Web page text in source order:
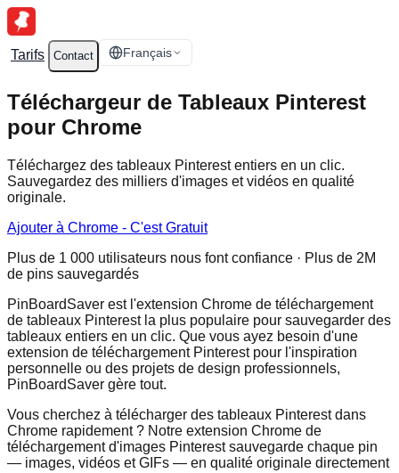
Tarifs Contact Français
Téléchargeur de Tableaux Pinterest
pour Chrome
Téléchargez des tableaux Pinterest entiers en un clic.
Sauvegardez des milliers d'images et vidéos en qualité
originale.
Ajouter à Chrome - C'est Gratuit
Plus de 1 000 utilisateurs nous font confiance · Plus de 2M
de pins sauvegardés
PinBoardSaver est l'extension Chrome de téléchargement
de tableaux Pinterest la plus populaire pour sauvegarder des
tableaux entiers en un clic. Que vous ayez besoin d'une
extension de téléchargement Pinterest pour l'inspiration
personnelle ou des projets de design professionnels,
PinBoardSaver gère tout.
Vous cherchez à télécharger des tableaux Pinterest dans
Chrome rapidement ? Notre extension Chrome de
téléchargement d'images Pinterest sauvegarde chaque pin
— images, vidéos et GIFs — en qualité originale directement